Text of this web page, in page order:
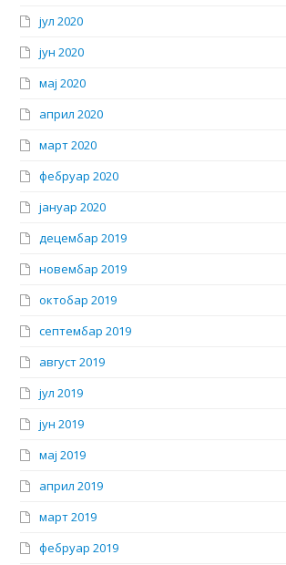
јул 2020
јун 2020
мај 2020
април 2020
март 2020
фебруар 2020
јануар 2020
децембар 2019
новембар 2019
октобар 2019
септембар 2019
август 2019
јул 2019
јун 2019
мај 2019
април 2019
март 2019
фебруар 2019